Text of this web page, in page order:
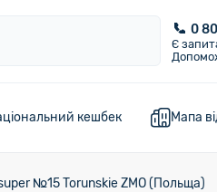
0
Є
кешбек Мапа
№15 Torunskie ZMO (Польща)